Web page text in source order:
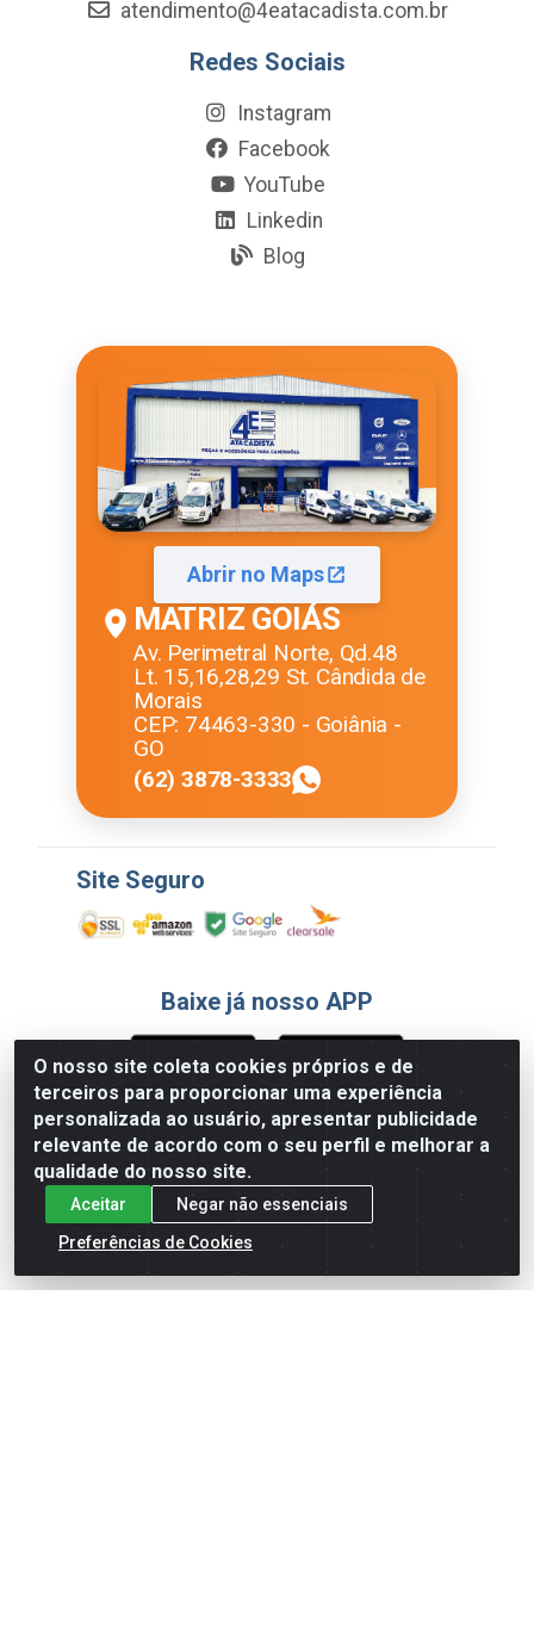
O nosso site coleta cookies próprios e de
terceiros para proporcionar uma experiência
personalizada ao usuário, apresentar publicidade
relevante de acordo com o seu perfil e melhorar a
qualidade do nosso site.
Aceitar
Negar não essenciais
Preferências de Cookies
atendimento@4eatacadista.com.br
Redes Sociais
Instagram
Facebook
YouTube
Linkedin
Blog
Abrir no Maps
MATRIZ GOIÁS
Av. Perimetral Norte, Qd.48
Lt. 15,16,28,29 St. Cândida de
Morais
CEP: 74463-330 - Goiânia -
GO
(62) 3878-3333
Site Seguro
Baixe já nosso APP
Formas de Pagamento